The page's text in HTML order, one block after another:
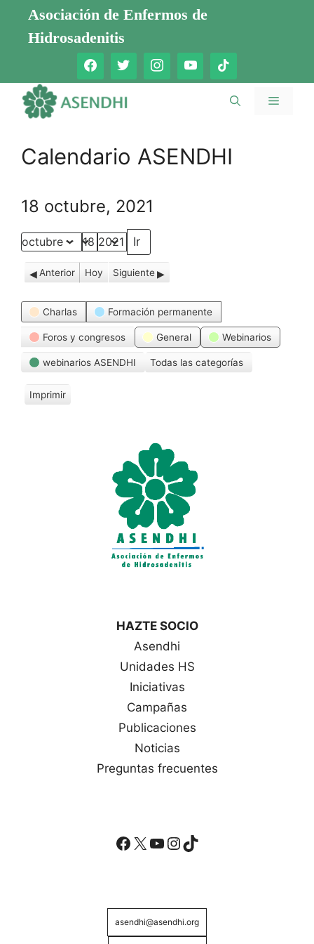
Saltar
contenido
Asociación de Enfermos de
Hidrosadenitis
Menú
Calendario ASENDHI
18 octubre, 2021
Mes
Día
Año
Anterior Hoy Siguiente
Categorías
Charlas Formación permanente
Foros y congresos General Webinarios
webinarios ASENDHI Todas las categorías
Imprimir
V
HAZTE SOCIO
Asendhi
Unidades HS
Iniciativas
Campañas
Publicaciones
Noticias
Preguntas frecuentes
Facebook
X YouTube
Instagram
TikTok
asendhi@asendhi.org